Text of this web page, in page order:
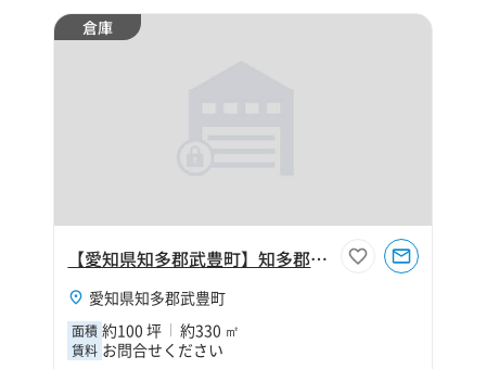
倉庫
【愛知県知多郡武豊町】知多郡武豊町大字東大高字浦之島100坪倉庫
愛知県知多郡武豊町
面積 約100 坪 約330 ㎡
賃料 お問合せください